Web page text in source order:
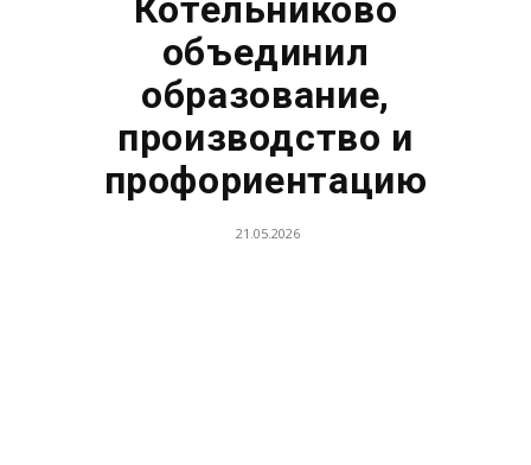
Котельниково
объединил
образование,
производство и
профориентацию
21.05.2026